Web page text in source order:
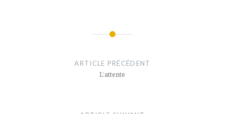
ARTICLE PRÉCÉDENT
L’attente